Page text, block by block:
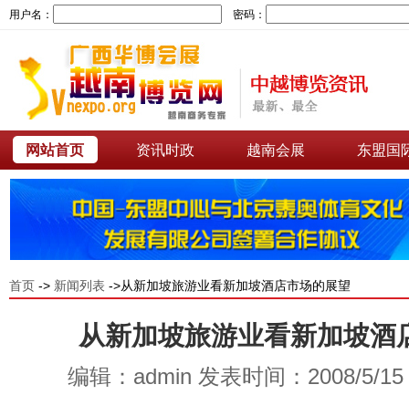
用户名： 密码：
网站首页 资讯时政 越南会展 东盟国
首页 -> 新闻列表 ->从新加坡旅游业看新加坡酒店市场的展望
从新加坡旅游业看新加坡酒
编辑：admin 发表时间：2008/5/